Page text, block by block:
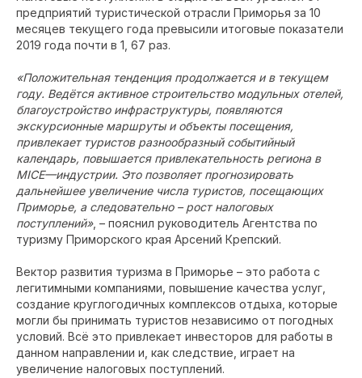
предприятий туристической отрасли Приморья за 10
месяцев текущего года превысили итоговые показатели
2019 года почти в 1, 67 раз.
«Положительная тенденция продолжается и в текущем
году. Ведётся активное строительство модульных отелей,
благоустройство инфраструктуры, появляются
экскурсионные маршруты и объекты посещения,
привлекает туристов разнообразный событийный
календарь, повышается привлекательность региона в
MICE—индустрии. Это позволяет прогнозировать
дальнейшее увеличение числа туристов, посещающих
Приморье, а следовательно – рост налоговых
поступлений», – пояснил руководитель Агентства по
туризму Приморского края Арсений Крепский.
Вектор развития туризма в Приморье – это работа с
легитимными компаниями, повышение качества услуг,
создание круглогодичных комплексов отдыха, которые
могли бы принимать туристов независимо от погодных
условий. Всё это привлекает инвесторов для работы в
данном направлении и, как следствие, играет на
увеличение налоговых поступлений.